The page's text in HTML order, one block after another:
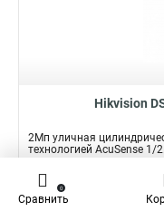
Hikvision
2Мп уличная
технологией AcuSense 1/
Подробнее
Наличие:
Сравнить
0